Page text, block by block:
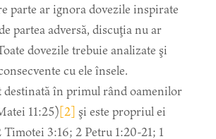
parte ar ignora dovezile inspirate
partea adversă, discuţia nu ar
dovezile trebuie analizate şi
cu ele însele.
destinată în primul rând oamenilor
11:25)[2] şi este propriul ei
3:16; 2 Petru 1:20-21; 1